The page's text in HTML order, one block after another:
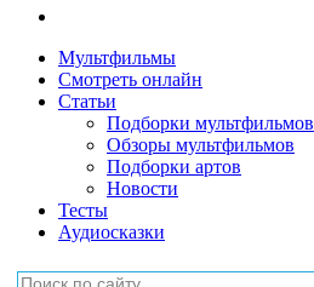
Мультфильмы
Смотреть онлайн
Статьи
Подборки мультфильмов
Обзоры мультфильмов
Подборки артов
Новости
Тесты
Аудиосказки